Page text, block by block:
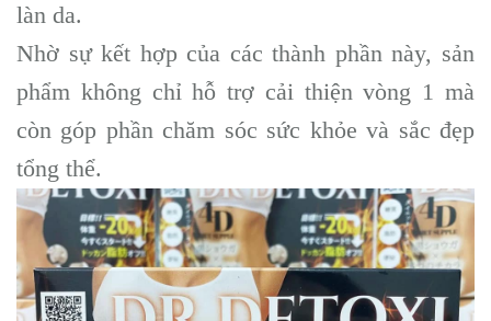
làn da.
Nhờ sự kết hợp của các thành phần này, sản
phẩm không chỉ hỗ trợ cải thiện vòng 1 mà
còn góp phần chăm sóc sức khỏe và sắc đẹp
tổng thể.